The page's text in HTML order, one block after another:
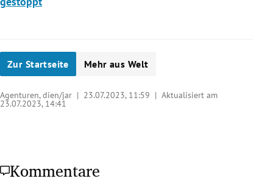
Zur Startseite Mehr aus Welt
Agenturen, dien/jar | 23.07.2023, 11:59 | Aktualisiert am
23.07.2023, 14:41
Kommentare